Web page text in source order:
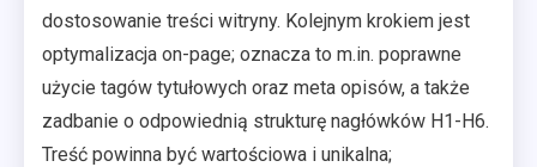
dostosowanie treści witryny. Kolejnym krokiem jest
optymalizacja on-page; oznacza to m.in. poprawne
użycie tagów tytułowych oraz meta opisów, a także
zadbanie o odpowiednią strukturę nagłówków H1-H6.
Treść powinna być wartościowa i unikalna;